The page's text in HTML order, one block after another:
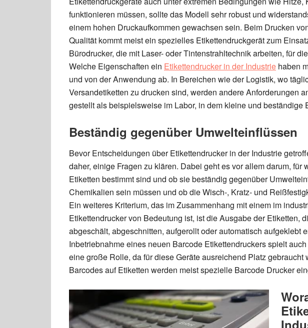
funktionieren müssen, sollte das Modell sehr robust und
einem hohen Druckaufkommen gewachsen sein. Beim Drucken
Qualität kommt meist ein spezielles Etikettendruckgerät zum
Bürodrucker, die mit Laser- oder Tintenstrahltechnik arbeiten, für
Welche Eigenschaften ein Etikettendrucker in der Industrie haben
und von der Anwendung ab. In Bereichen wie der Logistik, wo
Versandetiketten zu drucken sind, werden andere Anforderungen
gestellt als beispielsweise im Labor, in dem kleine und beständige
Beständig gegenüber Umwelteinflüssen
Bevor Entscheidungen über Etikettendrucker in der Industrie
daher, einige Fragen zu klären. Dabei geht es vor allem darum, für
Etiketten bestimmt sind und ob sie beständig gegenüber
Chemikalien sein müssen und ob die Wisch-, Kratz- und
Ein weiteres Kriterium, das im Zusammenhang mit einem im
Etikettendrucker von Bedeutung ist, ist die Ausgabe der Etiketten,
abgeschält, abgeschnitten, aufgerollt oder automatisch aufgeklebt
Inbetriebnahme eines neuen Barcode Etikettendruckers spielt
eine große Rolle, da für diese Geräte ausreichend Platz gebraucht
Barcodes auf Etiketten werden meist spezielle Barcode Drucker